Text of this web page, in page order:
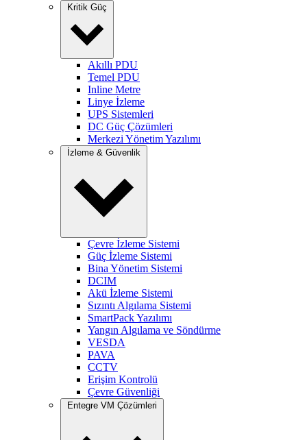
Kritik Güç
Akıllı PDU
Temel PDU
Inline Metre
Linye İzleme
UPS Sistemleri
DC Güç Çözümleri
Merkezi Yönetim Yazılımı
İzleme & Güvenlik
Çevre İzleme Sistemi
Güç İzleme Sistemi
Bina Yönetim Sistemi
DCIM
Akü İzleme Sistemi
Sızıntı Algılama Sistemi
SmartPack Yazılımı
Yangın Algılama ve Söndürme
VESDA
PAVA
CCTV
Erişim Kontrolü
Çevre Güvenliği
Entegre VM Çözümleri